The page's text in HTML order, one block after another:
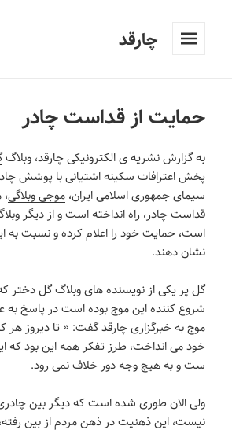
چارقد
حمایت از قداست چادر
به گزارش نشریه ی الکترونیکی چارقد، وبلاگ
پخش اعترافات سکینه اشتیانی با پوشش
سیمای جمهوری اسلامی ایران،موجی وبلاگی
قداست چادر، راه انداخته است و از دیگر
است، حمایت خود را اعلام کرده و نسبت به
نشان دهند.
گل پر یکی از نویسنده های وبلاگ گل دختر
شروع کننده این موج بوده است در پاسخ به
موج به خبرگزاری چارقد گفت: « تا دیروز
خود می انداخت، طرز تفکر همه این بود
ست و به هیچ وجه دور خلاف نمی رود.
ولی الان طوری شده است که دیگر بین
نیست، این ذهنیت در ذهن مردم از بین